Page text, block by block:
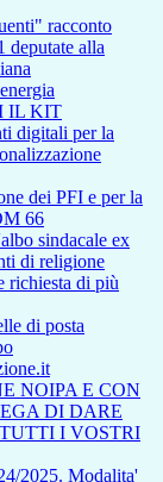
racconto
deputate alla
IL KIT
digitali per la
dei PFI e per la
66
sindacale ex
di religione
richiesta di più
di posta
NOIPA E CON
DI DARE
I VOSTRI
2025. Modalita'